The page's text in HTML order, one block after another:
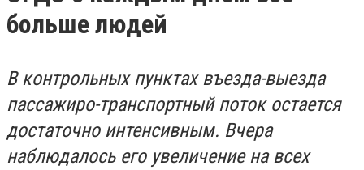
больше людей
В контрольных пунктах въезда-выезда
пассажиро-транспортный поток остается
достаточно интенсивным. Вчера
наблюдалось его увеличение на всех